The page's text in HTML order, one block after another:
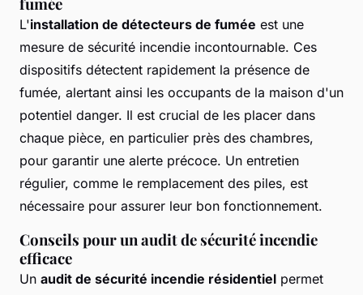
L'installation de détecteurs de fumée est une
mesure de sécurité incendie incontournable. Ces
dispositifs détectent rapidement la présence de
fumée, alertant ainsi les occupants de la maison d'un
potentiel danger. Il est crucial de les placer dans
chaque pièce, en particulier près des chambres,
pour garantir une alerte précoce. Un entretien
régulier, comme le remplacement des piles, est
nécessaire pour assurer leur bon fonctionnement.
Conseils pour un audit de sécurité incendie
efficace
Un audit de sécurité incendie résidentiel permet